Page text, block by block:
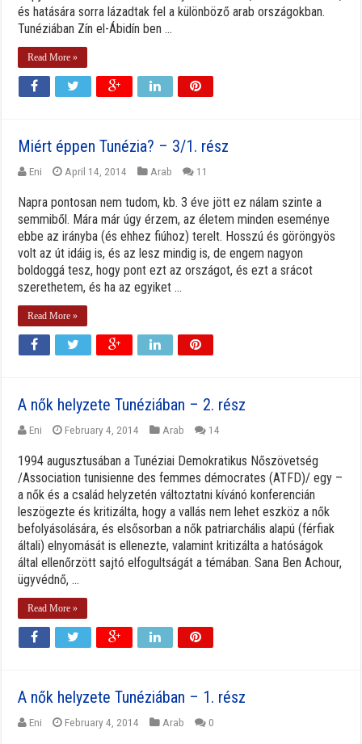
és hatására sorra lázadtak fel a különböző arab országokban.
Tunéziában Zín el-Ábidín ben ...
Read More »
Miért éppen Tunézia? – 3/1. rész
Eni April 14, 2014 Arab 11
Napra pontosan nem tudom, kb. 3 éve jött ez nálam szinte a
semmiből. Mára már úgy érzem, az életem minden eseménye
ebbe az irányba (és ehhez fiúhoz) terelt. Hosszú és göröngyös
volt az út idáig is, és az lesz mindig is, de engem nagyon
boldoggá tesz, hogy pont ezt az országot, és ezt a srácot
szerethetem, és ha az egyiket ...
Read More »
A nők helyzete Tunéziában – 2. rész
Eni February 4, 2014 Arab 14
1994 augusztusában a Tunéziai Demokratikus Nőszövetség
/Association tunisienne des femmes démocrates (ATFD)/ egy –
a nők és a család helyzetén változtatni kívánó konferencián
leszögezte és kritizálta, hogy a vallás nem lehet eszköz a nők
befolyásolására, és elsősorban a nők patriarchális alapú (férfiak
általi) elnyomását is ellenezte, valamint kritizálta a hatóságok
által ellenőrzött sajtó elfogultságát a témában. Sana Ben Achour,
ügyvédnő, ...
Read More »
A nők helyzete Tunéziában – 1. rész
Eni February 4, 2014 Arab 0